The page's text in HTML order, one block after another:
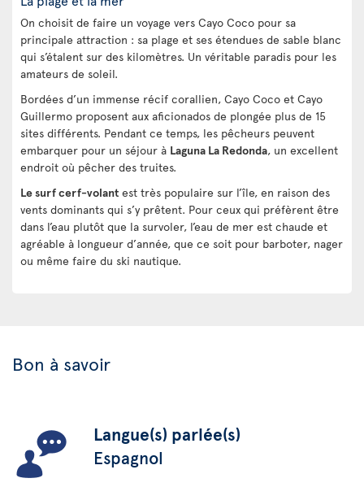
On choisit de faire un voyage vers Cayo Coco pour sa
principale attraction : sa plage et ses étendues de sable blanc
qui s’étalent sur des kilomètres. Un véritable paradis pour les
amateurs de soleil.
Bordées d’un immense récif corallien, Cayo Coco et Cayo
Guillermo proposent aux aficionados de plongée plus de 15
sites différents. Pendant ce temps, les pêcheurs peuvent
embarquer pour un séjour à Laguna La Redonda, un excellent
endroit où pêcher des truites.
Le surf cerf-volant est très populaire sur l’île, en raison des
vents dominants qui s’y prêtent. Pour ceux qui préfèrent être
dans l’eau plutôt que la survoler, l’eau de mer est chaude et
agréable à longueur d’année, que ce soit pour barboter, nager
ou même faire du ski nautique.
Bon à savoir
Langue(s) parlée(s)
Espagnol